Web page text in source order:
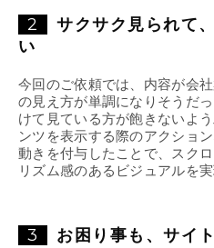
2
サクサク見られて
い
今回のご依頼では、内容が会
の見え方が単調になりそうだ
けて見ている方が飽きないよ
ンツを表示する際のアクショ
動きを付与したことで、スク
リズム感のあるビジュアルを実
3 お困り事も、サイ